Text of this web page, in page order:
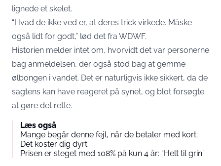
lignede et skelet.
“Hvad de ikke ved er, at deres trick virkede. Måske
også lidt for godt,” lød det fra WDWF.
Historien melder intet om, hvorvidt det var personerne
bag anmeldelsen, der også stod bag at gemme
ølbongen i vandet. Det er naturligvis ikke sikkert, da de
sagtens kan have reageret på synet, og blot forsøgte
at gøre det rette.
Læs også
Mange begår denne fejl, når de betaler med kort:
Det koster dig dyrt
Prisen er steget med 108% på kun 4 år: “Helt til grin”